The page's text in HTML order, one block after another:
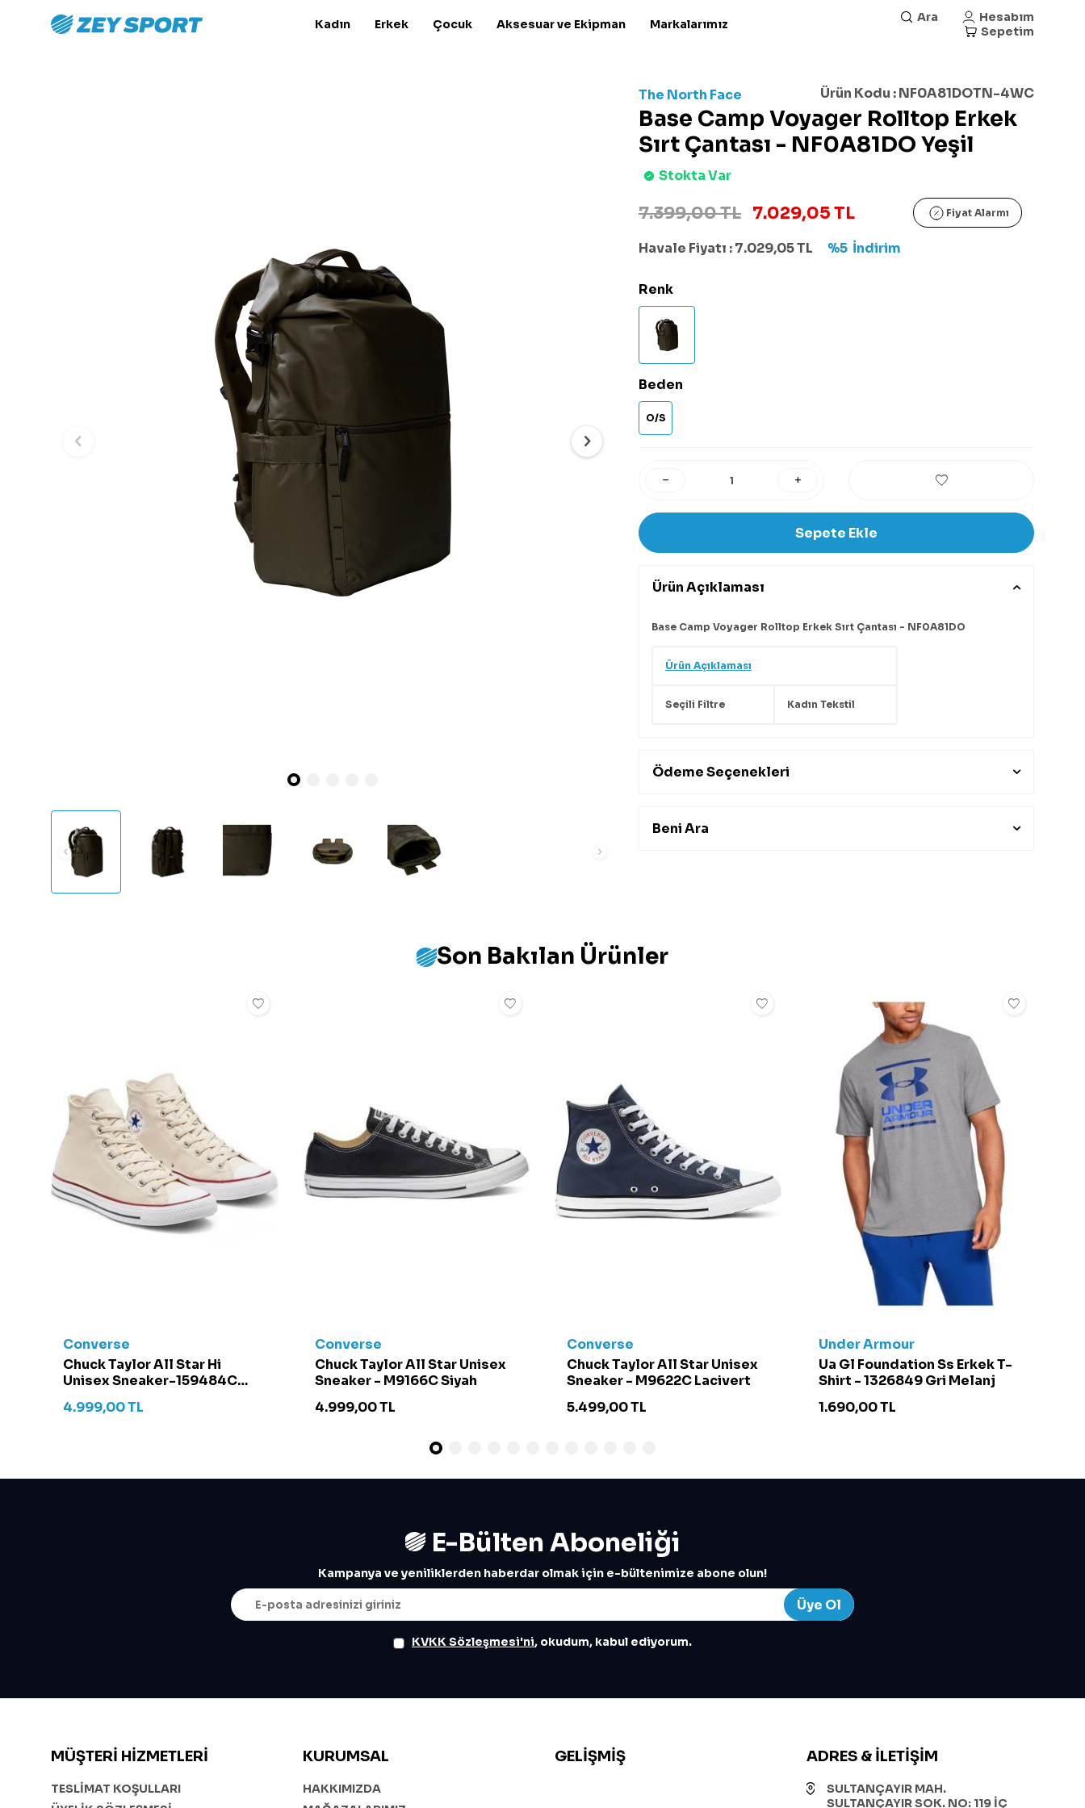
Kadın Erkek Çocuk Aksesuar ve Ekipman Markalarımız Ara
Hesabım
Sepetim
The North Face Ürün Kodu :NF0A81DOTN-4WC
Base Camp Voyager Rolltop Erkek
Sırt Çantası - NF0A81DO Yeşil
Stokta Var
7.399,00 TL 7.029,05 TL Fiyat Alarmı
Havale Fiyatı :7.029,05TL %5 İndirim
Renk
Beden
O/S
Sepete Ekle
Ürün Açıklaması
Base Camp Voyager Rolltop Erkek Sırt Çantası - NF0A81DO
Ürün Açıklaması
Seçili Filtre Kadın Tekstil
Ödeme Seçenekleri
Beni Ara
Son Bakılan Ürünler
Converse
Chuck Taylor All Star Hi
Unisex Sneaker-159484C
Krem
4.999,00TL
Converse
Chuck Taylor All Star Unisex
Sneaker - M9166C Siyah
4.999,00TL
Converse
Chuck Taylor All Star Unisex
Sneaker - M9622C Lacivert
5.499,00TL
Under Armour
Ua Gl Foundation Ss Erkek T-
Shirt - 1326849 Gri Melanj
1.690,00TL
E-Bülten Aboneliği
Kampanya ve yeniliklerden haberdar olmak için e-bültenimize abone olun!
Üye Ol
KVKK Sözleşmesi'ni, okudum, kabul ediyorum.
MÜŞTERI HIZMETLERI
TESLİMAT KOŞULLARI
KURUMSAL
HAKKIMIZDA
GELIŞMIŞ ADRES & İLETIŞIM
SULTANÇAYIR MAH.
SULTANÇAYIR SOK. NO: 119 İÇ